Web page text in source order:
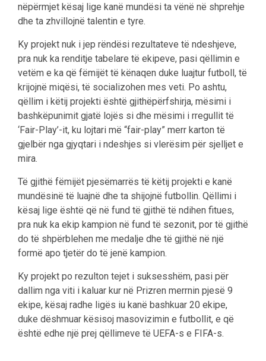
nëpërmjet kësaj lige kanë mundësi ta vënë në shprehje
dhe ta zhvillojnë talentin e tyre.
Ky projekt nuk i jep rëndësi rezultateve të ndeshjeve,
pra nuk ka renditje tabelare të ekipeve, pasi qëllimin e
vetëm e ka që fëmijët të kënaqen duke luajtur futboll, të
krijojnë miqësi, të socializohen mes veti. Po ashtu,
qëllim i këtij projekti është gjithëpërfshirja, mësimi i
bashkëpunimit gjatë lojës si dhe mësimi i rregullit të
‘Fair-Play’-it, ku lojtari më “fair-play” merr karton të
gjelbër nga gjyqtari i ndeshjes si vlerësim për sjelljet e
mira.
Të gjithë fëmijët pjesëmarrës të këtij projekti e kanë
mundësinë të luajnë dhe ta shijojnë futbollin. Qëllimi i
kësaj lige është që në fund të gjithë të ndihen fitues,
pra nuk ka ekip kampion në fund të sezonit, por të gjithë
do të shpërblehen me medalje dhe të gjithë në një
formë apo tjetër do të jenë kampion.
Ky projekt po rezulton tejet i suksesshëm, pasi për
dallim nga viti i kaluar kur në Prizren merrnin pjesë 9
ekipe, kësaj radhe ligës iu kanë bashkuar 20 ekipe,
duke dëshmuar kësisoj masovizimin e futbollit, e që
është edhe një prej qëllimeve të UEFA-s e FIFA-s.